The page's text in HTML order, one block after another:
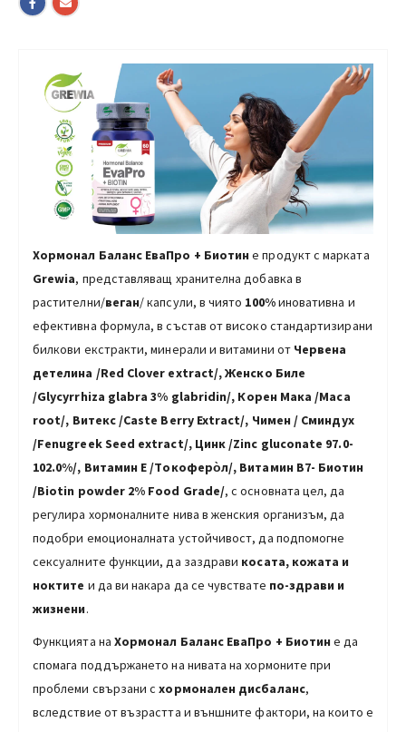
Хормонал Баланс ЕваПро + Биотин е продукт с марката
Grewia, представляващ хранителна добавка в
растителни/веган/ капсули, в чиято 100%иновативна и
ефективна формула, в състав от високо стандартизирани
билкови екстракти, минерали и витамини от Червена
детелина /Red Clover extract/, Женско Биле
/Glycyrrhiza glabra 3% glabridin/, Корен Мака /Maca
root/, Витекс /Caste Berry Extract/, Чимен / Сминдух
/Fenugreek Seed еxtract/, Цинк /Zinc gluconate 97.0-
102.0%/, Витамин Е /Tокоферо̀л/, Витамин B7- Биотин
/Biotin powder 2% Food Grade/, с основната цел, да
регулира хормоналните нива в женския организъм, да
подобри емоционалната устойчивост, да подпомогне
сексуалните функции, да заздрави косата, кожата и
ноктите и да ви накара да се чувствате по-здрави и
жизнени.
Функцията на Хормонал Баланс ЕваПро + Биотин е да
спомага поддържането на нивата на хормоните при
проблеми свързани схормонален дисбаланс,
вследствие от възрастта и външните фактори, на които е